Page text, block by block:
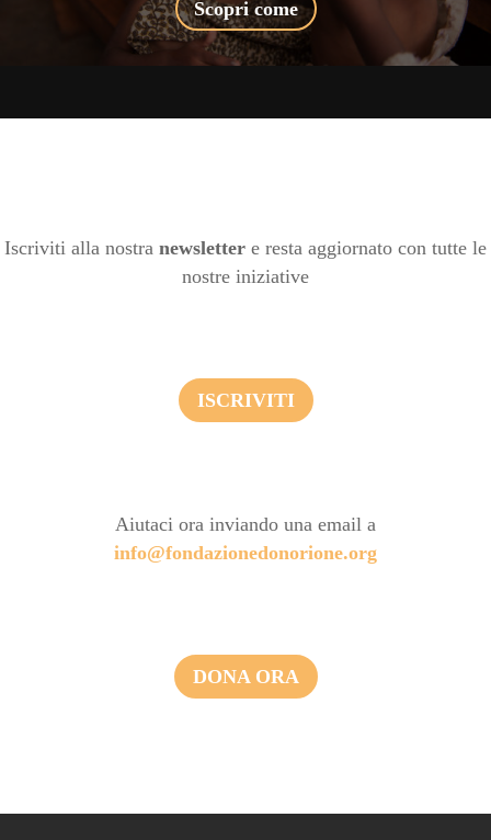
Scopri come
Iscriviti alla nostra newsletter e resta aggiornato con tutte le
nostre iniziative
ISCRIVITI
Aiutaci ora inviando una email a
info@fondazionedonorione.org
DONA ORA